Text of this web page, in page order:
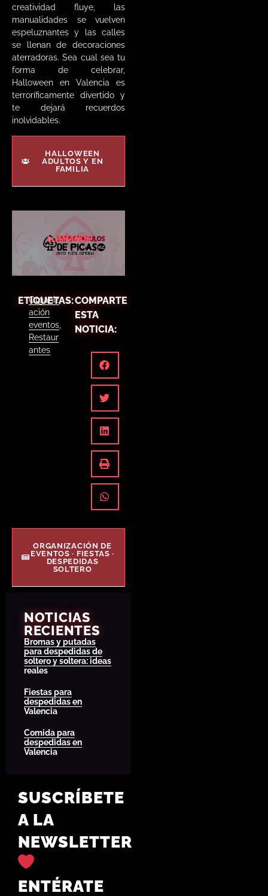
creatividad fluye, las
manualidades se vuelven
espeluznantes y las calles
se llenan de decoraciones
aterradoras. Sea cual sea tu
forma de celebrar,
Halloween en Valencia es
terroríficamente divertido y
te dejará recuerdos
inolvidables.
HALLOWEEN
ADULTOS Y EN
FAMILIA
LLÁMANOS
ETIQUETAS:
Organiz
ación
eventos,
Restaur
antes
COMPARTE
ESTA
NOTICIA:
ORGANIZACIÓN DE
EVENTOS · FIESTAS ·
DESPEDIDAS
SOLTERO
NOTICIAS
RECIENTES
Bromas y putadas
para despedidas de
soltero y soltera: ideas
reales
Fiestas para
despedidas en
Valencia
Comida para
despedidas en
Valencia
SUSCRÍBETE
A LA
NEWSLETTER
ENTÉRATE